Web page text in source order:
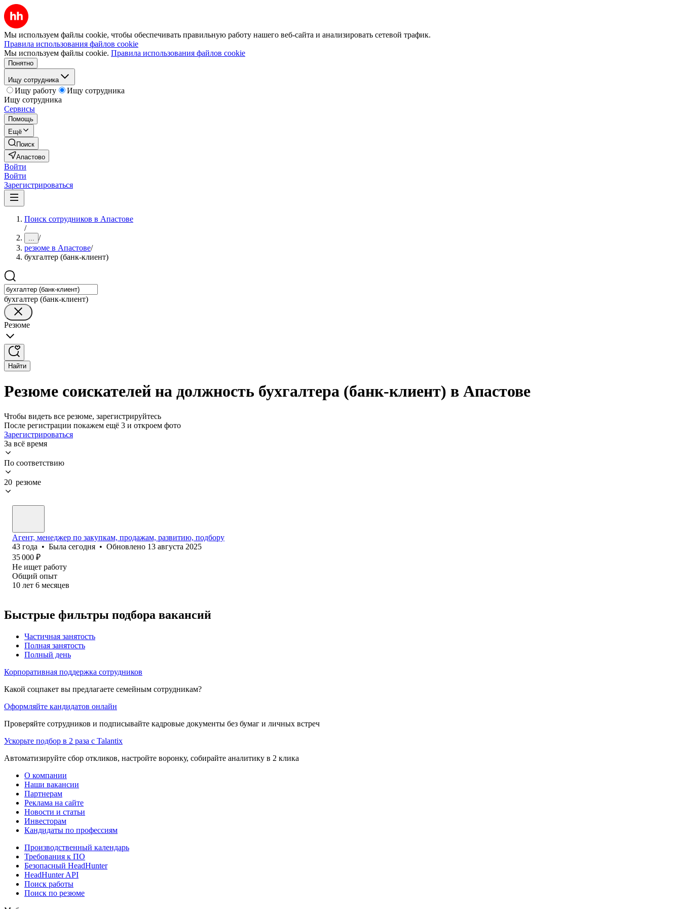
Мы используем файлы cookie, чтобы обеспечивать правильную работу нашего веб-сайта и анализировать сетевой трафик.
Правила использования файлов cookie
Мы используем файлы cookie. Правила использования файлов cookie
Понятно
Ищу сотрудника
Ищу работу
Ищу сотрудника
Ищу сотрудника
Сервисы
Помощь
Ещё
Поиск
Апастово
Войти
Войти
Зарегистрироваться
Поиск сотрудников в Апастове
/
... /
резюме в Апастове/
бухгалтер (банк-клиент)
бухгалтер (банк-клиент)
Резюме
Найти
Резюме соискателей на должность бухгалтера (банк-клиент) в Апастове
Чтобы видеть все резюме, зарегистрируйтесь
После регистрации покажем ещё 3 и откроем фото
Зарегистрироваться
За всё время
По соответствию
20 резюме
Агент, менеджер по закупкам, продажам, развитию, подбору
43 года • Была сегодня • Обновлено 13 августа 2025
35 000 ₽
Не ищет работу
Общий опыт
10 лет 6 месяцев
Быстрые фильтры подбора вакансий
Частичная занятость
Полная занятость
Полный день
Корпоративная поддержка сотрудников
Какой соцпакет вы предлагаете семейным сотрудникам?
Оформляйте кандидатов онлайн
Проверяйте сотрудников и подписывайте кадровые документы без бумаг и личных встреч
Ускорьте подбор в 2 раза с Talantix
Автоматизируйте сбор откликов, настройте воронку, собирайте аналитику в 2 клика
О компании
Наши вакансии
Партнерам
Реклама на сайте
Новости и статьи
Инвесторам
Кандидаты по профессиям
Производственный календарь
Требования к ПО
Безопасный HeadHunter
HeadHunter API
Поиск работы
Поиск по резюме